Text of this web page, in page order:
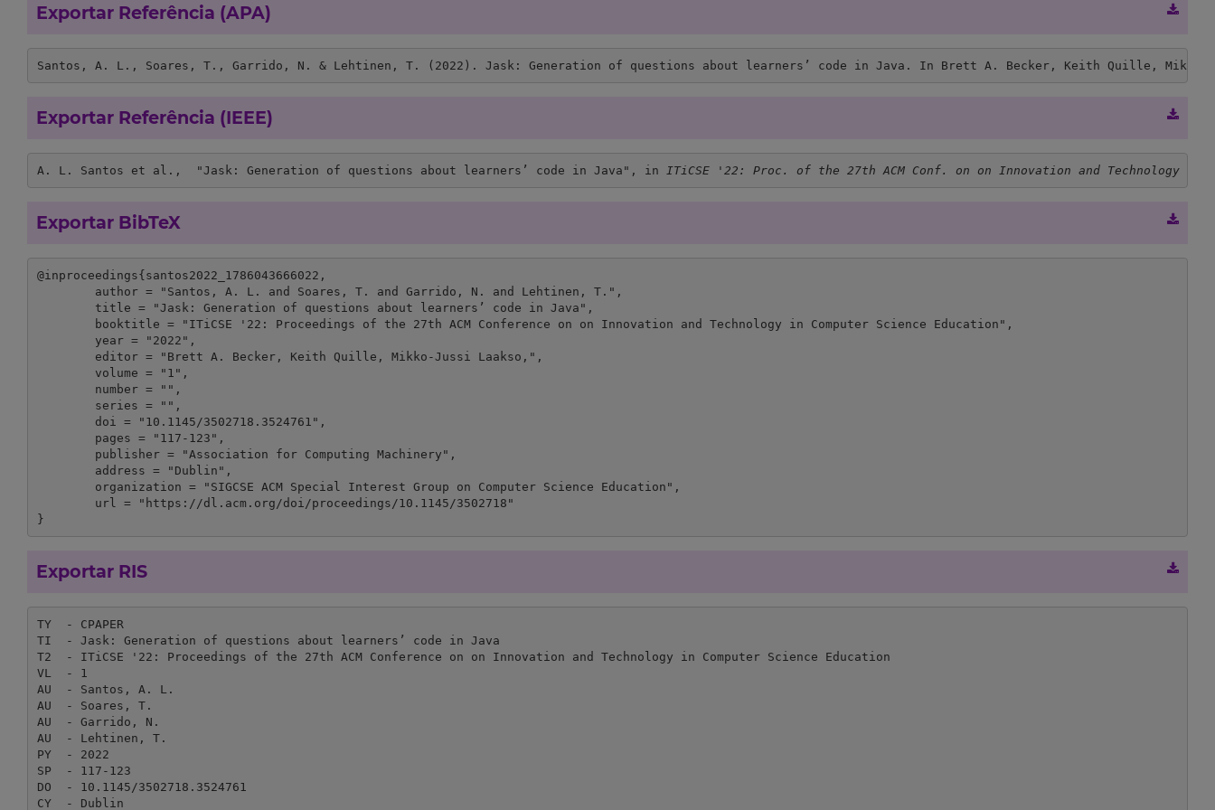
Exportar Referência (APA)
Santos, A. L., Soares, T., Garrido, N. & Lehtinen, T. (2022). Jask: Generation of questions about learners’ code in Java. In Brett A. Becker, Keith Quille,
Exportar Referência (IEEE)
A. L. Santos et al.,  "Jask: Generation of questions about learners’ code in Java", in ITiCSE '22: Proc. of the 27th ACM Conf. on on Innovation and Technology in
Exportar BibTeX
@inproceedings{santos2022_1786043666022,
}
Exportar RIS
TY  - CPAPER
TI  - Jask: Generation of questions about learners’ code in Java
T2  - ITiCSE '22: Proceedings of the 27th ACM Conference on on Innovation and Technology in Computer Science Education
VL  - 1
AU  - Santos, A. L.
AU  - Soares, T.
AU  - Garrido, N.
AU  - Lehtinen, T.
PY  - 2022
SP  - 117-123
DO  - 10.1145/3502718.3524761
CY  - Dublin